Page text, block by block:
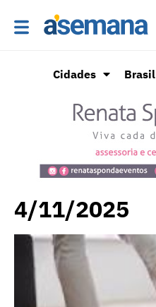
Cidades Brasil
4/11/2025